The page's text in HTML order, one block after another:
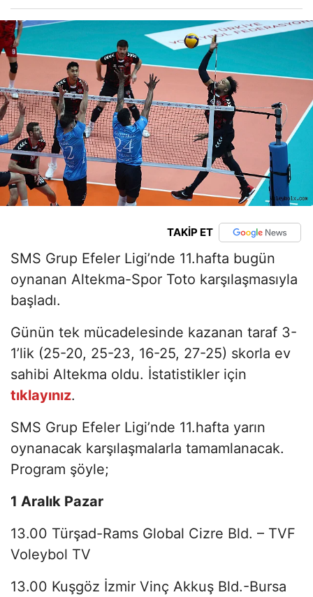
TAKİP ET
SMS Grup Efeler Ligi’nde 11.hafta bugün
oynanan Altekma-Spor Toto karşılaşmasıyla
başladı.
Günün tek mücadelesinde kazanan taraf 3-
1’lik (25-20, 25-23, 16-25, 27-25) skorla ev
sahibi Altekma oldu. İstatistikler için
tıklayınız.
SMS Grup Efeler Ligi’nde 11.hafta yarın
oynanacak karşılaşmalarla tamamlanacak.
Program şöyle;
1 Aralık Pazar
13.00 Türşad-Rams Global Cizre Bld. – TVF
Voleybol TV
13.00 Kuşgöz İzmir Vinç Akkuş Bld.-Bursa